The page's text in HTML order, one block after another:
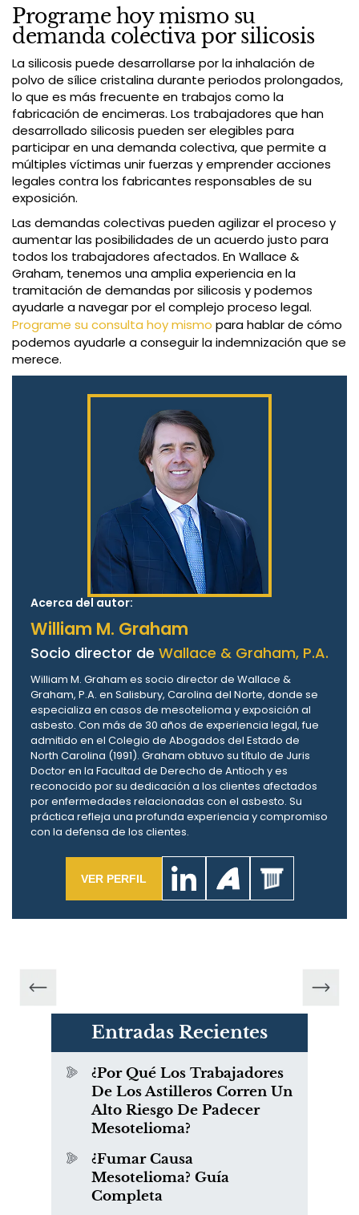
Programe hoy mismo su
demanda colectiva por silicosis
La silicosis puede desarrollarse por la inhalación de
polvo de sílice cristalina durante periodos prolongados,
lo que es más frecuente en trabajos como la
fabricación de encimeras. Los trabajadores que han
desarrollado silicosis pueden ser elegibles para
participar en una demanda colectiva, que permite a
múltiples víctimas unir fuerzas y emprender acciones
legales contra los fabricantes responsables de su
exposición.
Las demandas colectivas pueden agilizar el proceso y
aumentar las posibilidades de un acuerdo justo para
todos los trabajadores afectados. En Wallace &
Graham, tenemos una amplia experiencia en la
tramitación de demandas por silicosis y podemos
ayudarle a navegar por el complejo proceso legal.
Programe su consulta hoy mismo para hablar de cómo
podemos ayudarle a conseguir la indemnización que se
merece.
Acerca del autor:
William M. Graham
Socio director de Wallace & Graham, P.A.
William M. Graham es socio director de Wallace &
Graham, P.A. en Salisbury, Carolina del Norte, donde se
especializa en casos de mesotelioma y exposición al
asbesto. Con más de 30 años de experiencia legal, fue
admitido en el Colegio de Abogados del Estado de
North Carolina (1991). Graham obtuvo su título de Juris
Doctor en la Facultad de Derecho de Antioch y es
reconocido por su dedicación a los clientes afectados
por enfermedades relacionadas con el asbesto. Su
práctica refleja una profunda experiencia y compromiso
con la defensa de los clientes.
VER PERFIL
Entradas Recientes
¿Por Qué Los Trabajadores
De Los Astilleros Corren Un
Alto Riesgo De Padecer
Mesotelioma?
¿Fumar Causa
Mesotelioma? Guía
Completa